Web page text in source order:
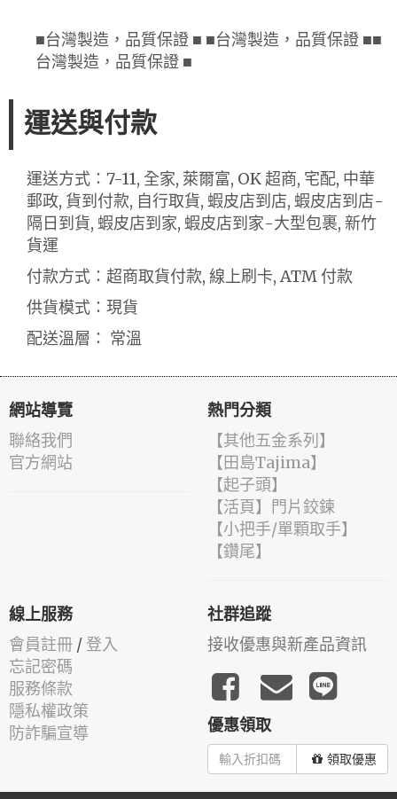
■台灣製造，品質保證 ■ ■台灣製造，品質保證 ■■
台灣製造，品質保證 ■
運送與付款
運送方式：7-11, 全家, 萊爾富, OK 超商, 宅配, 中華
郵政, 貨到付款, 自行取貨, 蝦皮店到店, 蝦皮店到店-
隔日到貨, 蝦皮店到家, 蝦皮店到家-大型包裹, 新竹
貨運
付款方式：超商取貨付款, 線上刷卡, ATM 付款
供貨模式：現貨
配送溫層： 常溫
網站導覽
聯絡我們
官方網站
熱門分類
【其他五金系列】
【田島Tajima】
【起子頭】
【活頁】門片鉸鍊
【小把手/單顆取手】
【鑽尾】
線上服務
會員註冊 / 登入
忘記密碼
服務條款
隱私權政策
防詐騙宣導
社群追蹤
接收優惠與新產品資訊
優惠領取
領取優惠